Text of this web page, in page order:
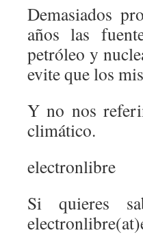
Demasiados
años las
petróleo y
evite que los
Y no nos
climático.
electronlibre
Si quieres